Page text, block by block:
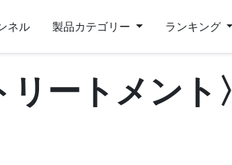
ネル 製品カテゴリー ランキング
ートメント〉